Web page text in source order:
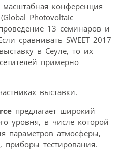
конференция
Photovoltaic
13 семинаров и
сравнивать SWEET 2017
в Сеуле, то их
примерно
выставки.
предлагает широкий
уровня, в числе которой
параметров атмо­сферы,
приборы тестирования.